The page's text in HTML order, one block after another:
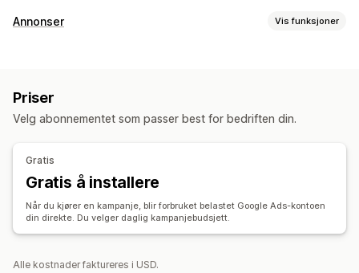
Administrering av oppføring
Bestillingsadministrering
Synkronisering av lagerbeholdning
Annonser Vis funksjoner
Tilpassede publikum
Ny målretting
KI-optimalisering
Ytelsesanalyse
ROI-analyse «Klikk videre»-rater
Priser
Velg abonnementet som passer best for bedriften din.
Gratis
Gratis å installere
Når du kjører en kampanje, blir forbruket belastet Google Ads-kontoen
din direkte. Du velger daglig kampanjebudsjett.
Alle kostnader faktureres i USD.